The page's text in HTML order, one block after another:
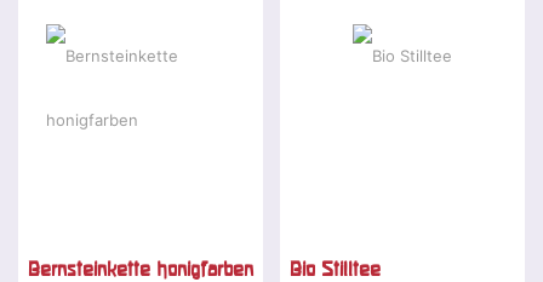
Bernsteinkette honigfarben Bio Stilltee